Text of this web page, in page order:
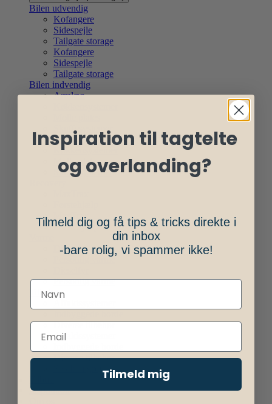
Bilen udvendig
Kofangere
Sidespejle
Tailgate storage
Kofangere
Sidespejle
Tailgate storage
Bilen indvendig
Armlæn
Skuffesystemer
Armlæn
Køkkensystemer
Molle plates
Skuffesystemer
MaxTrax
Førstehjælp
Dieselfyr
Personlig varme
Personlig varme
Tilbehør
Diverse tilbehør
Affaldssystemer
Diverse tilbehør
Inspiration
Inspiration til tagtelte
og overlanding?
Tilmeld dig og få tips & tricks direkte i
din inbox
-bare rolig, vi spammer ikke!
Tilmeld mig